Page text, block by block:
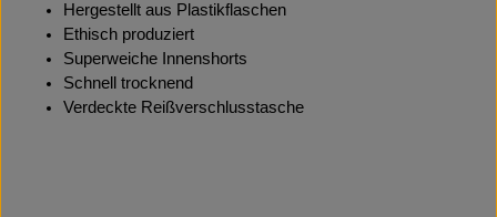
Hergestellt aus Plastikflaschen
Ethisch produziert
Superweiche Innenshorts
Schnell trocknend
Verdeckte Reißverschlusstasche